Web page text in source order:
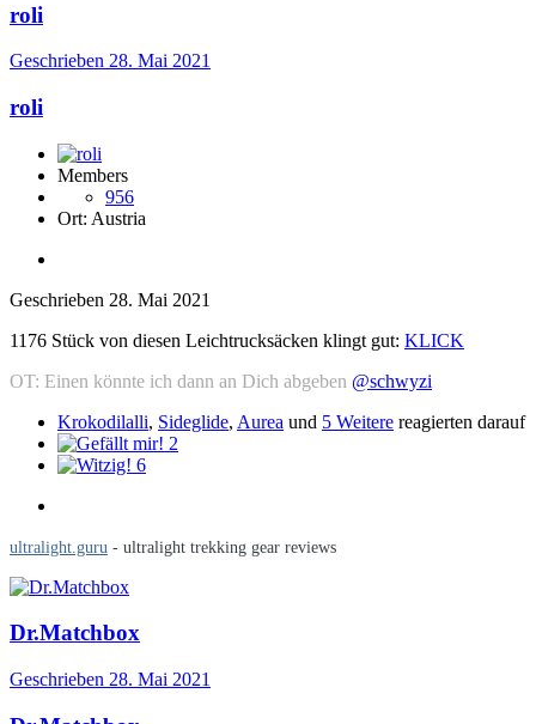
roli
Geschrieben 28. Mai 2021
roli
Members
956
Ort: Austria
Geschrieben 28. Mai 2021
1176 Stück von diesen Leichtrucksäcken klingt gut: KLICK
OT: Einen könnte ich dann an Dich abgeben @schwyzi
Krokodilalli, Sideglide, Aurea und 5 Weitere reagierten darauf
2
6
ultralight.guru - ultralight trekking gear reviews
Dr.Matchbox
Geschrieben 28. Mai 2021